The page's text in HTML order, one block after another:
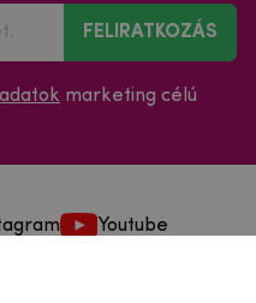
FELIRATKOZÁS
marketing célú
Youtube